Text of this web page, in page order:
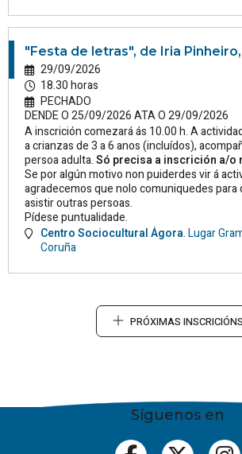
"Festa de letras", de Iria Pinheiro,
29/09/2026
18.30 horas
PECHADO
DENDE O 25/09/2026 ATA O 29/09/2026
A inscrición comezará ás 10.00 h. A
a crianzas de 3 a 6 anos (incluídos),
persoa adulta.Só precisa a inscrición a/o
Se por algún motivo non puiderdes vir á
agradecemos que nolo comuniquedes para
asistir outras persoas.
Pídese puntualidade.
Centro Sociocultural Ágora.Lugar
Coruña
PRÓXIMAS INSCRICIÓNS
Síguenos en